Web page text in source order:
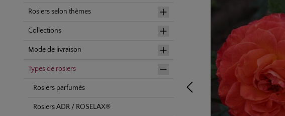
Rosiers selon thèmes
Collections
Mode de livraison
Types de rosiers
Rosiers parfumés
Rosiers ADR / ROSELAX®